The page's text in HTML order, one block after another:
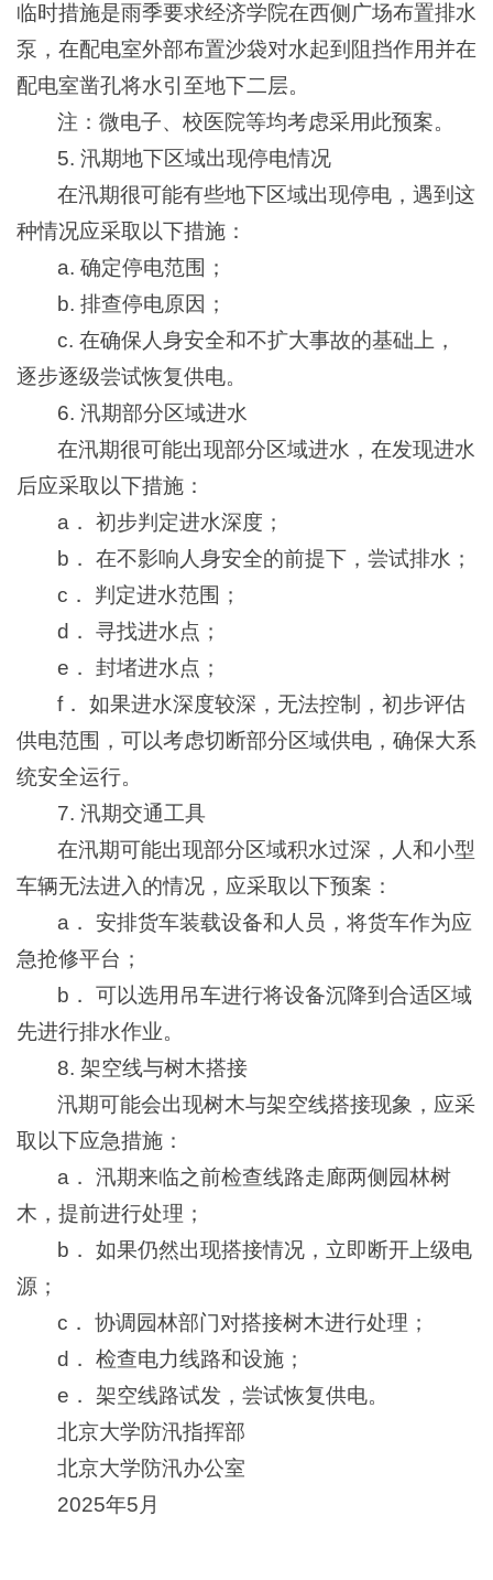
临时措施是雨季要求经济学院在西侧广场布置排水
泵，在配电室外部布置沙袋对水起到阻挡作用并在
配电室凿孔将水引至地下二层。
注：微电子、校医院等均考虑采用此预案。
5. 汛期地下区域出现停电情况
在汛期很可能有些地下区域出现停电，遇到这
种情况应采取以下措施：
a. 确定停电范围；
b. 排查停电原因；
c. 在确保人身安全和不扩大事故的基础上，
逐步逐级尝试恢复供电。
6. 汛期部分区域进水
在汛期很可能出现部分区域进水，在发现进水
后应采取以下措施：
a． 初步判定进水深度；
b． 在不影响人身安全的前提下，尝试排水；
c． 判定进水范围；
d． 寻找进水点；
e． 封堵进水点；
f． 如果进水深度较深，无法控制，初步评估
供电范围，可以考虑切断部分区域供电，确保大系
统安全运行。
7. 汛期交通工具
在汛期可能出现部分区域积水过深，人和小型
车辆无法进入的情况，应采取以下预案：
a． 安排货车装载设备和人员，将货车作为应
急抢修平台；
b． 可以选用吊车进行将设备沉降到合适区域
先进行排水作业。
8. 架空线与树木搭接
汛期可能会出现树木与架空线搭接现象，应采
取以下应急措施：
a． 汛期来临之前检查线路走廊两侧园林树
木，提前进行处理；
b． 如果仍然出现搭接情况，立即断开上级电
源；
c． 协调园林部门对搭接树木进行处理；
d． 检查电力线路和设施；
e． 架空线路试发，尝试恢复供电。
北京大学防汛指挥部
北京大学防汛办公室
2025年5月